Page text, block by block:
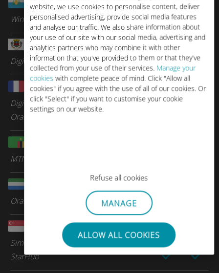
website, we use cookies to personalise content, deliver
personalised advertising, provide social media features
and analyse our traffic. We also share information about
your use of our site with our social media, advertising and
analytics partners who may combine it with other
information that you've provided to them or that they've
collected from your use of their services. Manage your
cookieswith complete peace of mind. Click "Allow all
cookies" if you agree with the use of all of our cookies. Or
click "Select" if you want to customise your cookie
settings on our website.
Refuse all cookies
MANAGE
ALLOW ALL COOKIES
サンマリノ
Wind
サン・バルテルミー
Digicel Group
サン・マルタン
Digicel Group
Orange Caraibes
MTN
Orange
シンガポール
Simba
StarHub